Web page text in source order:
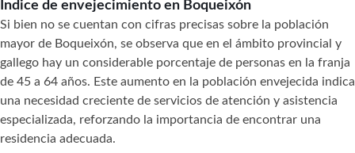
Índice de envejecimiento en Boqueixón
Si bien no se cuentan con cifras precisas sobre la población
mayor de Boqueixón, se observa que en el ámbito provincial y
gallego hay un considerable porcentaje de personas en la franja
de 45 a 64 años. Este aumento en la población envejecida indica
una necesidad creciente de servicios de atención y asistencia
especializada, reforzando la importancia de encontrar una
residencia adecuada.